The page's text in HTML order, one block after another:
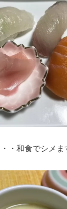
・和食でシメま